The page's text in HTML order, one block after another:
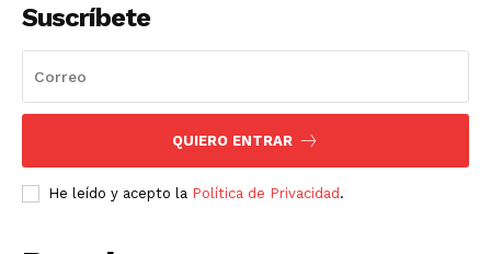
Suscríbete
QUIERO ENTRAR
He leído y acepto la Política de Privacidad .